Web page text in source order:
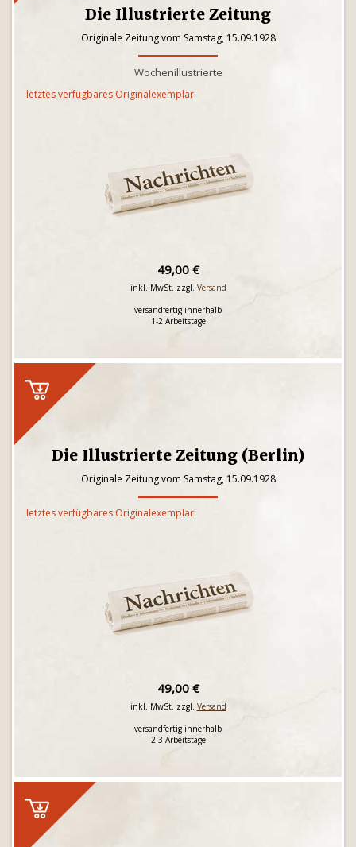
Die Illustrierte Zeitung
Originale Zeitung vom Samstag, 15.09.1928
Wochenillustrierte
letztes verfügbares Originalexemplar!
49,00 €
inkl. MwSt. zzgl. Versand
versandfertig innerhalb
1-2 Arbeitstage
Die Illustrierte Zeitung (Berlin)
Originale Zeitung vom Samstag, 15.09.1928
letztes verfügbares Originalexemplar!
49,00 €
inkl. MwSt. zzgl. Versand
versandfertig innerhalb
2-3 Arbeitstage